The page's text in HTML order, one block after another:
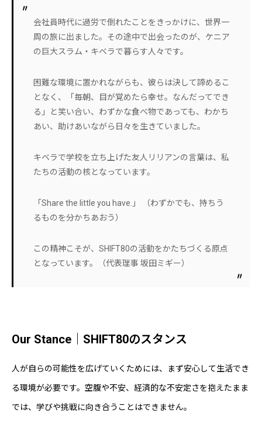
会社員時代に過労で倒れたことをきっかけに、世界一
周の旅に出ました。その途中で出会ったのが、ケニア
の巨大スラム・キベラで暮らす人々です。
困難な環境に置かれながらも、彼らは決して諦めるこ
となく、「毎朝、目が覚めたら幸せ。なんだってでき
る」と笑い合い、わずかな食べ物であっても、わかち
あい、助けあいながら日々を生きていました。
キベラで学校を立ち上げた友人リリアンの言葉は、私
たちの活動の核となっています。
「Share the little you have.」 （わずかでも、持ちう
るものを分かちあおう）
この精神こそが、SHIFT80の活動をかたちづくる原点
となっています。（代表理事 坂田ミギー）
Our Stance｜SHIFT80のスタンス
人が自らの可能性を広げていくためには、まず安心して生活でき
る環境が必要です。空腹や不安、経済的な不安定さを抱えたまま
では、学びや挑戦に向き合うことはできません。